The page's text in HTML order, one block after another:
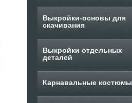
Выкройки-основы для
скачивания
Выкройки отдельных
деталей
Карнавальные костюмы